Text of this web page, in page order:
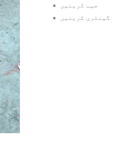
• جیب کرینیں
• گینٹری کرینیں